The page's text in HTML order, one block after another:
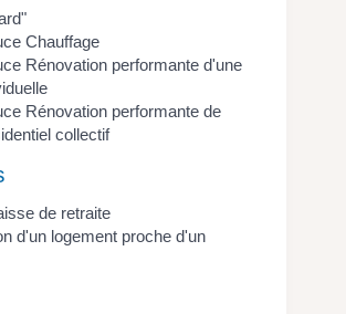
Chauffage
Rénovation performante d'une
Rénovation performante de
collectif
de retraite
d'un logement proche d'un